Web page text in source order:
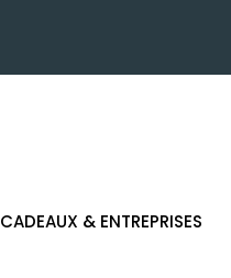
CADEAUX & ENTREPRISES